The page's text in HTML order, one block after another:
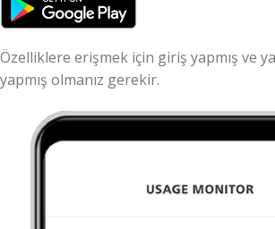
Özelliklere erişmek için giriş yapmış ve
yapmış olmanız gerekir.